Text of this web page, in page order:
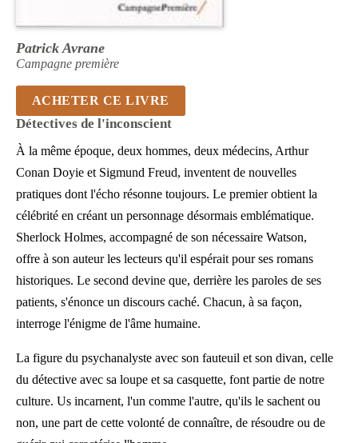
Patrick Avrane
Campagne première
ACHETER CE LIVRE
Détectives de l'inconscient
À la même époque, deux hommes, deux médecins, Arthur
Conan Doyie et Sigmund Freud, inventent de nouvelles
pratiques dont l'écho résonne toujours. Le premier obtient la
célébrité en créant un personnage désormais emblématique.
Sherlock Holmes, accompagné de son nécessaire Watson,
offre à son auteur les lecteurs qu'il espérait pour ses romans
historiques. Le second devine que, derrière les paroles de ses
patients, s'énonce un discours caché. Chacun, à sa façon,
interroge l'énigme de l'âme humaine.
La figure du psychanalyste avec son fauteuil et son divan, celle
du détective avec sa loupe et sa casquette, font partie de notre
culture. Us incarnent, l'un comme l'autre, qu'ils le sachent ou
non, une part de cette volonté de connaître, de résoudre ou de